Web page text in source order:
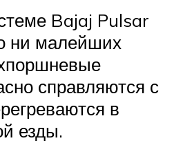
Bajaj Pulsar
ни малейших
справляются с
в
езды.